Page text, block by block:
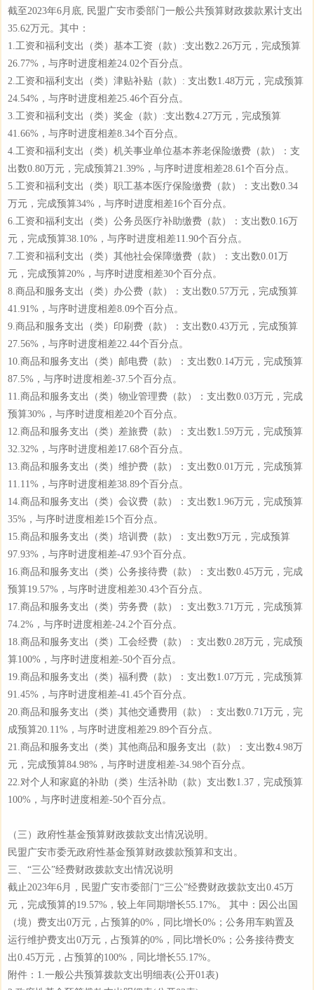
截至2023年6月底, 民盟广安市委部门一般公共预算财政拨款累计支出
35.62万元。其中：
1.工资和福利支出（类）基本工资（款）:支出数2.26万元，完成预算
26.77%，与序时进度相差24.02个百分点。
2.工资和福利支出（类）津贴补贴（款）: 支出数1.48万元，完成预算
24.54%，与序时进度相差25.46个百分点。
3.工资和福利支出（类）奖金（款）:支出数4.27万元，完成预算
41.66%，与序时进度相差8.34个百分点。
4.工资和福利支出（类）机关事业单位基本养老保险缴费（款）：支
出数0.80万元，完成预算21.39%，与序时进度相差28.61个百分点。
5.工资和福利支出（类）职工基本医疗保险缴费（款）：支出数0.34
万元，完成预算34%，与序时进度相差16个百分点。
6.工资和福利支出（类）公务员医疗补助缴费（款）：支出数0.16万
元，完成预算38.10%，与序时进度相差11.90个百分点。
7.工资和福利支出（类）其他社会保障缴费（款）：支出数0.01万
元，完成预算20%，与序时进度相差30个百分点。
8.商品和服务支出（类）办公费（款）：支出数0.57万元，完成预算
41.91%，与序时进度相差8.09个百分点。
9.商品和服务支出（类）印刷费（款）：支出数0.43万元，完成预算
27.56%，与序时进度相差22.44个百分点。
10.商品和服务支出（类）邮电费（款）：支出数0.14万元，完成预算
87.5%，与序时进度相差-37.5个百分点。
11.商品和服务支出（类）物业管理费（款）：支出数0.03万元，完成
预算30%，与序时进度相差20个百分点。
12.商品和服务支出（类）差旅费（款）：支出数1.59万元，完成预算
32.32%，与序时进度相差17.68个百分点。
13.商品和服务支出（类）维护费（款）：支出数0.01万元，完成预算
11.11%，与序时进度相差38.89个百分点。
14.商品和服务支出（类）会议费（款）：支出数1.96万元，完成预算
35%，与序时进度相差15个百分点。
15.商品和服务支出（类）培训费（款）：支出数9万元，完成预算
97.93%，与序时进度相差-47.93个百分点。
16.商品和服务支出（类）公务接待费（款）：支出数0.45万元，完成
预算19.57%，与序时进度相差30.43个百分点。
17.商品和服务支出（类）劳务费（款）：支出数3.71万元，完成预算
74.2%，与序时进度相差-24.2个百分点。
18.商品和服务支出（类）工会经费（款）：支出数0.28万元，完成预
算100%，与序时进度相差-50个百分点。
19.商品和服务支出（类）福利费（款）：支出数1.07万元，完成预算
91.45%，与序时进度相差-41.45个百分点。
20.商品和服务支出（类）其他交通费用（款）：支出数0.71万元，完
成预算20.11%，与序时进度相差29.89个百分点。
21.商品和服务支出（类）其他商品和服务支出（款）：支出数4.98万
元，完成预算84.98%，与序时进度相差-34.98个百分点。
22.对个人和家庭的补助（类）生活补助（款）支出数1.37，完成预算
100%，与序时进度相差-50个百分点。
（三）政府性基金预算财政拨款支出情况说明。
民盟广安市委无政府性基金预算财政拨款预算和支出。
三、“三公”经费财政拨款支出情况说明
截止2023年6月，民盟广安市委部门“三公”经费财政拨款支出0.45万
元，完成预算的19.57%，较上年同期增长55.17%。 其中：因公出国
（境）费支出0万元，占预算的0%，同比增长0%；公务用车购置及
运行维护费支出0万元，占预算的0%，同比增长0%；公务接待费支
出0.45万元，占预算的100%，同比增长55.17%。
附件：1.一般公共预算拨款支出明细表(公开01表)